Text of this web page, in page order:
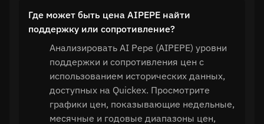
Где может быть цена AIPEPE найти
поддержку или сопротивление?
Анализировать AI Pepe (AIPEPE) уровни
поддержки и сопротивления цен с
использованием исторических данных,
доступных на Quickex. Просмотрите
графики цен, показывающие недельные,
месячные и годовые диапазоны цен,